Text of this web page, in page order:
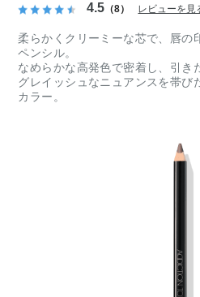
4.5 （8） レビューを見
柔らかくクリーミーな芯で、唇の
ペンシル。
なめらかな高発色で密着し、引き
グレイッシュなニュアンスを帯び
カラー。